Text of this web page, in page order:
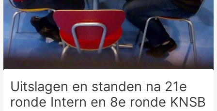
Uitslagen en standen na 21e
ronde Intern en 8e ronde KNSB